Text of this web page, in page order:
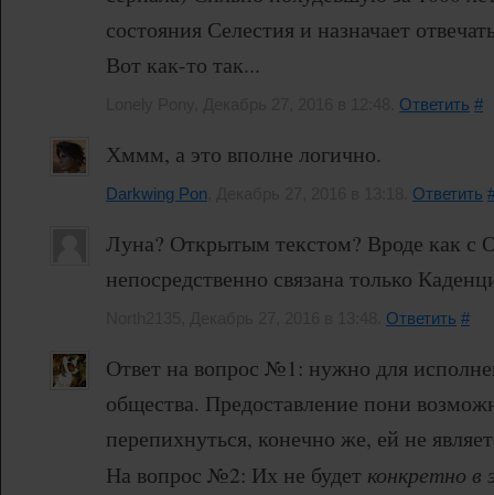
состояния Селестия и назначает
Вот как-то так...
Ответить #
Хммм, а это вполне логично.
Darkwing Pon Ответить
Луна? Открытым текстом? Вроде как с
непосредственно связана только
Ответить #
Ответ на вопрос №1: нужно для
общества. Предоставление пони
перепихнуться, конечно же, ей не
На вопрос №2: Их не будет конкретно